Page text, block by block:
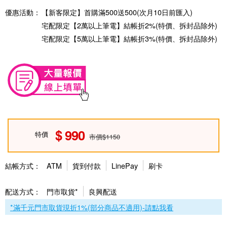
優惠活動：
【新客限定】首購滿500送500(次月10日前匯入)
宅配限定【2萬以上筆電】結帳折2%(特價、拆封品除外)
宅配限定【5萬以上筆電】結帳折3%(特價、拆封品除外)
特價 990 市價$1150
結帳方式： ATM 貨到付款 LinePay 刷卡
配送方式： 門市取貨*
良興配送
*滿千元門市取貨現折1%(部分商品不適用)-請點我看